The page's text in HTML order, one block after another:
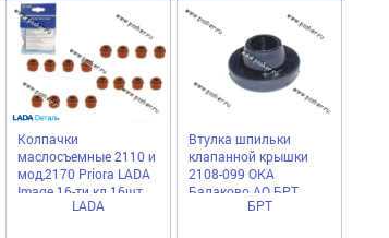
Колпачки
маслосъемные 2110 и
мод,2170 Priora LADA
Image 16-ти кл 16шт
LADA
Втулка шпильки
клапанной крышки
2108-099 ОКА
Балаково АО БРТ
БРТ